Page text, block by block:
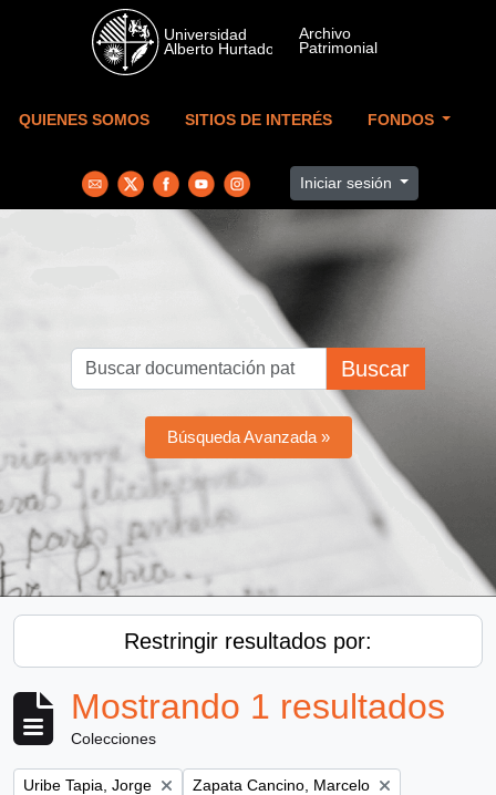
Skip to main content
QUIENES SOMOS SITIOS DE INTERÉS FONDOS
Iniciar sesión
Buscar
Búsqueda Avanzada »
Restringir resultados por:
Mostrando 1 resultados
Colecciones
Remove filter:
Uribe Tapia, Jorge Remove filter:
Zapata Cancino, Marcelo